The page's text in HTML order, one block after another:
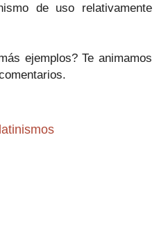
de uso relativamente
ejemplos? Te animamos